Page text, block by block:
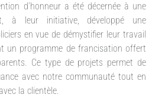
d’honneur a été décernée à une
à leur initiative, développé une
en vue de démystifier leur travail
un programme de francisation offert
Ce type de projets permet de
avec notre communauté tout en
la clientèle.